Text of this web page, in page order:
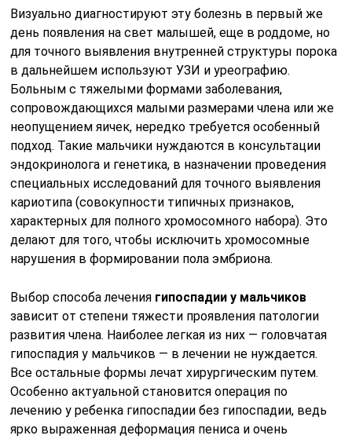
Визуально диагностируют эту болезнь в первый же
день появления на свет малышей, еще в роддоме, но
для точного выявления внутренней структуры порока
в дальнейшем используют УЗИ и уреографию.
Больным с тяжелыми формами заболевания,
сопровождающихся малыми размерами члена или же
неопущением яичек, нередко требуется особенный
подход. Такие мальчики нуждаются в консультации
эндокринолога и генетика, в назначении проведения
специальных исследований для точного выявления
кариотипа (совокупности типичных признаков,
характерных для полного хромосомного набора). Это
делают для того, чтобы исключить хромосомные
нарушения в формировании пола эмбриона.
Выбор способа лечения гипоспадии у мальчиков
зависит от степени тяжести проявления патологии
развития члена. Наиболее легкая из них — головчатая
гипоспадия у мальчиков — в лечении не нуждается.
Все остальные формы лечат хирургическим путем.
Особенно актуальной становится операция по
лечению у ребенка гипоспадии без гипоспадии, ведь
ярко выраженная деформация пениса и очень